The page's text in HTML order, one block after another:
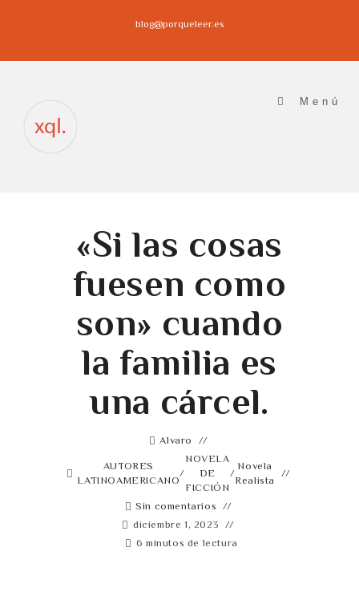
blog@porqueleer.es
Menú
«Si las cosas
fuesen como
son» cuando
la familia es
una cárcel.
Alvaro
AUTORES
LATINOAMERICANO
/
NOVELA
DE
FICCIÓN
/
Novela
Realista
Sin comentarios
diciembre 1, 2023
6 minutos de lectura